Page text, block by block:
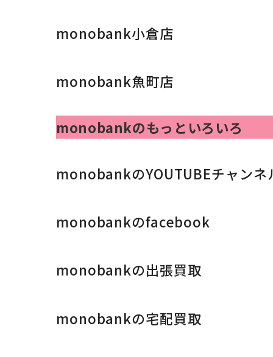
monobank小倉店
monobank魚町店
monobankのもっといろいろ
monobankのYOUTUBEチャンネ
monobankのfacebook
monobankの出張買取
monobankの宅配買取